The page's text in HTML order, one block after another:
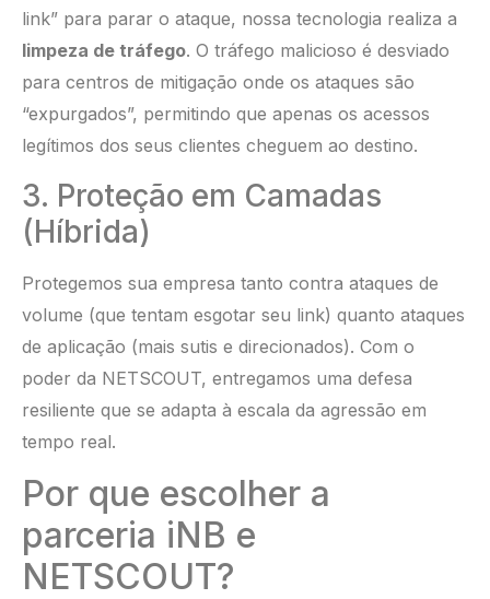
link” para parar o ataque, nossa tecnologia realiza a
limpeza de tráfego. O tráfego malicioso é desviado
para centros de mitigação onde os ataques são
“expurgados”, permitindo que apenas os acessos
legítimos dos seus clientes cheguem ao destino.
3. Proteção em Camadas
(Híbrida)
Protegemos sua empresa tanto contra ataques de
volume (que tentam esgotar seu link) quanto ataques
de aplicação (mais sutis e direcionados). Com o
poder da NETSCOUT, entregamos uma defesa
resiliente que se adapta à escala da agressão em
tempo real.
Por que escolher a
parceria iNB e
NETSCOUT?